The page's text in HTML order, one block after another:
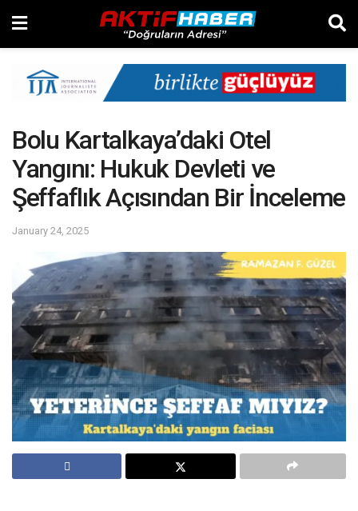
Bolu Kartalkaya’daki Otel
Yangını: Hukuk Devleti ve
Şeffaflık Açısından Bir İnceleme
January 24, 2025